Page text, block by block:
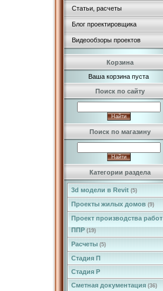
Статьи, расчеты
Блог проектировщика
Видеообзоры проектов
Корзина
Ваша корзина пуста
Поиск по сайту
Поиск по магазину
Категории раздела
3d модели в Revit (5)
Проекты жилых домов (9)
Проект производства работ
ППР (19)
Расчеты (5)
Стадия П
Стадия Р
Сметная документация (36)